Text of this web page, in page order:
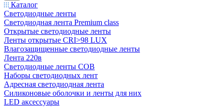
Каталог
Светодиодные ленты
Светодиодная лента Premium class
Открытые светодиодные ленты
Ленты открытые CRI>98 LUX
Влагозащищенные светодиодные ленты
Лента 220в
Светодиодные ленты COB
Наборы светодиодных лент
Адресная светодиодная лента
Силиконовые оболочки и ленты для них
LED аксессуары